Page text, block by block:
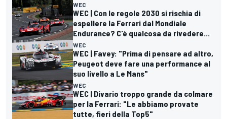
WEC
WEC | Con le regole 2030 si rischia di
espellere la Ferrari dal Mondiale
Endurance? C'è qualcosa da rivedere...
WEC
WEC | Favey: "Prima di pensare ad altro,
Peugeot deve fare una performance al
suo livello a Le Mans"
WEC
WEC | Divario troppo grande da colmare
per la Ferrari: "Le abbiamo provate
tutte, fieri della Top5"